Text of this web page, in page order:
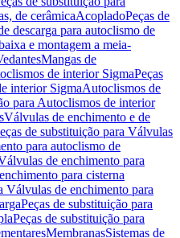
de cerâmicaAcopladoPeças de
descarga para autoclismo de
e montagem a meia-
Mangas de
de interior SigmaPeças
interior SigmaAutoclismos de
para Autoclismos de interior
Válvulas de enchimento e de
de substituição para Válvulas
para autoclismo de
de enchimento para
para cisterna
Válvulas de enchimento para
Peças de substituição para
Peças de substituição para
MembranasSistemas de